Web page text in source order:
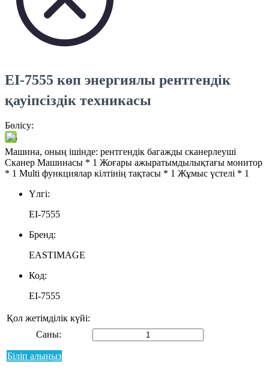
EI-7555 көп энергиялы рентгендік
қауіпсіздік техникасы
Бөлісу:
Машина, оның ішінде: рентгендік багажды сканерлеуші ​​
Сканер Машинасы * 1 Жоғары ажыратымдылықтағы монитор
* 1 Multi функциялар кілтінің тақтасы * 1 Жұмыс үстелі * 1
Үлгі:
EI-7555
Бренд:
EASTIMAGE
Код:
EI-7555
Қол жетімділік күйі:
Саны:
Біліп алыңыз